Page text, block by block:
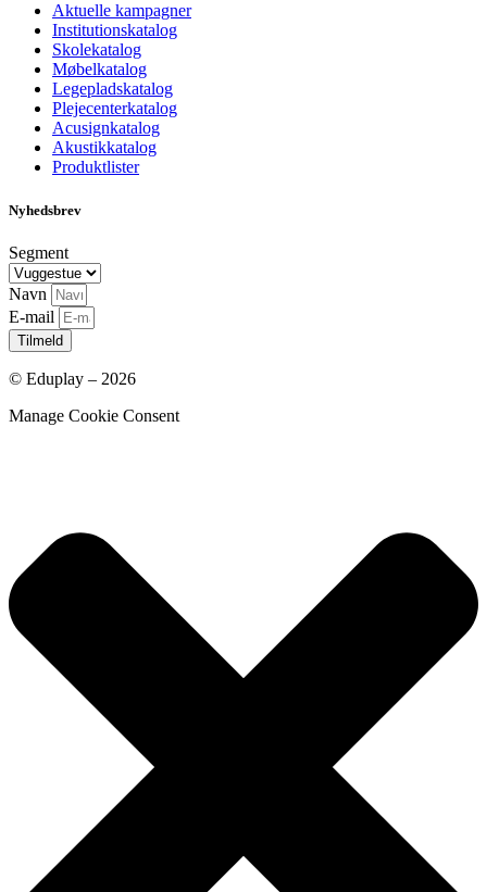
Aktuelle kampagner
Institutionskatalog
Skolekatalog
Møbelkatalog
Legepladskatalog
Plejecenterkatalog
Acusignkatalog
Akustikkatalog
Produktlister
Nyhedsbrev
Segment
Navn
E-mail
Tilmeld
© Eduplay – 2026
Manage Cookie Consent